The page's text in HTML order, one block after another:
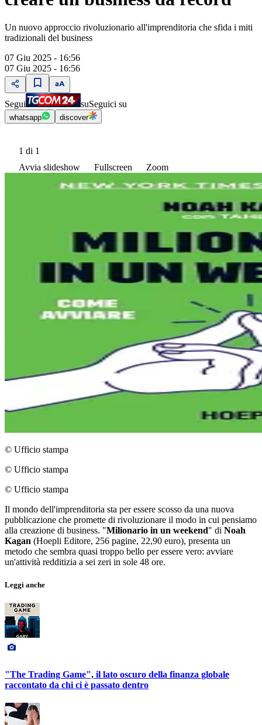
Un nuovo approccio rivoluzionario all'imprenditoria che sfida i miti
tradizionali del business
07 Giu 2025 - 16:56
07 Giu 2025 - 16:56
Segui suSeguici su
whatsapp discover
1 di 1
Avvia slideshow
Fullscreen Zoom
© Ufficio stampa
© Ufficio stampa
© Ufficio stampa
Il mondo dell'imprenditoria sta per essere scosso da una nuova
pubblicazione che promette di rivoluzionare il modo in cui pensiamo
alla creazione di business. "Milionario in un weekend" di Noah
Kagan (Hoepli Editore, 256 pagine, 22,90 euro), presenta un
metodo che sembra quasi troppo bello per essere vero: avviare
un'attività redditizia a sei zeri in sole 48 ore.
Leggi anche
"The Trading Game", il lato oscuro della finanza globale
raccontato da chi ci è passato dentro